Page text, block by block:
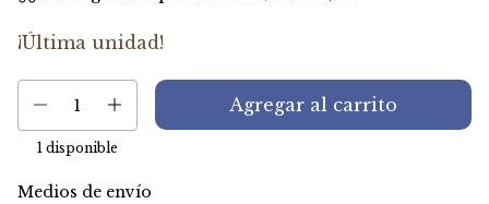
¡Última unidad!
1 disponible
Entregas para el CP:
Medios de envío